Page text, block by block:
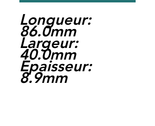
Longueur:
86.0mm
Largeur:
40.0mm
Epaisseur:
8.9mm